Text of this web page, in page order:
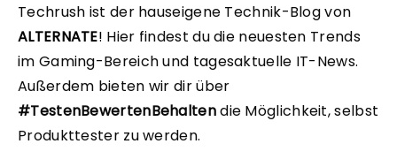
Techrush ist der hauseigene Technik-Blog von
ALTERNATE! Hier findest du die neuesten Trends
im Gaming-Bereich und tagesaktuelle IT-News.
Außerdem bieten wir dir über
#TestenBewertenBehaltendie Möglichkeit, selbst
Produkttester zu werden.